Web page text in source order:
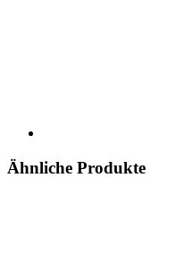
Ähnliche Produkte